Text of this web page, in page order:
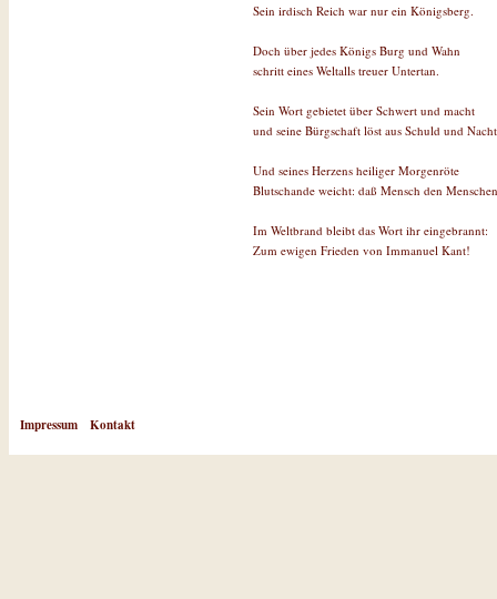
Sein irdisch Reich war nur ein Königsberg.
Doch über jedes Königs Burg und Wahn
schritt eines Weltalls treuer Untertan.
Sein Wort gebietet über Schwert und macht
und seine Bürgschaft löst aus Schuld und
Und seines Herzens heiliger Morgenröte
Blutschande weicht: daß Mensch den
Im Weltbrand bleibt das Wort ihr eingebrannt:
Zum ewigen Frieden von Immanuel Kant!
Impressum Kontakt